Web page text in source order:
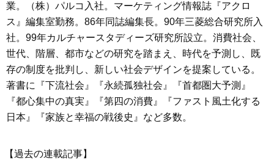
業。（株）パルコ入社。マーケティング情報誌『アクロ
ス』編集室勤務。86年同誌編集長。90年三菱総合研究所入
社。99年カルチャースタディーズ研究所設立。消費社会、
世代、階層、都市などの研究を踏まえ、時代を予測し、既
存の制度を批判し、新しい社会デザインを提案している。
著書に『下流社会』『永続孤独社会』『首都圏大予測』
『都心集中の真実』『第四の消費』『ファスト風土化する
日本』『家族と幸福の戦後史』など多数。
【過去の連載記事】